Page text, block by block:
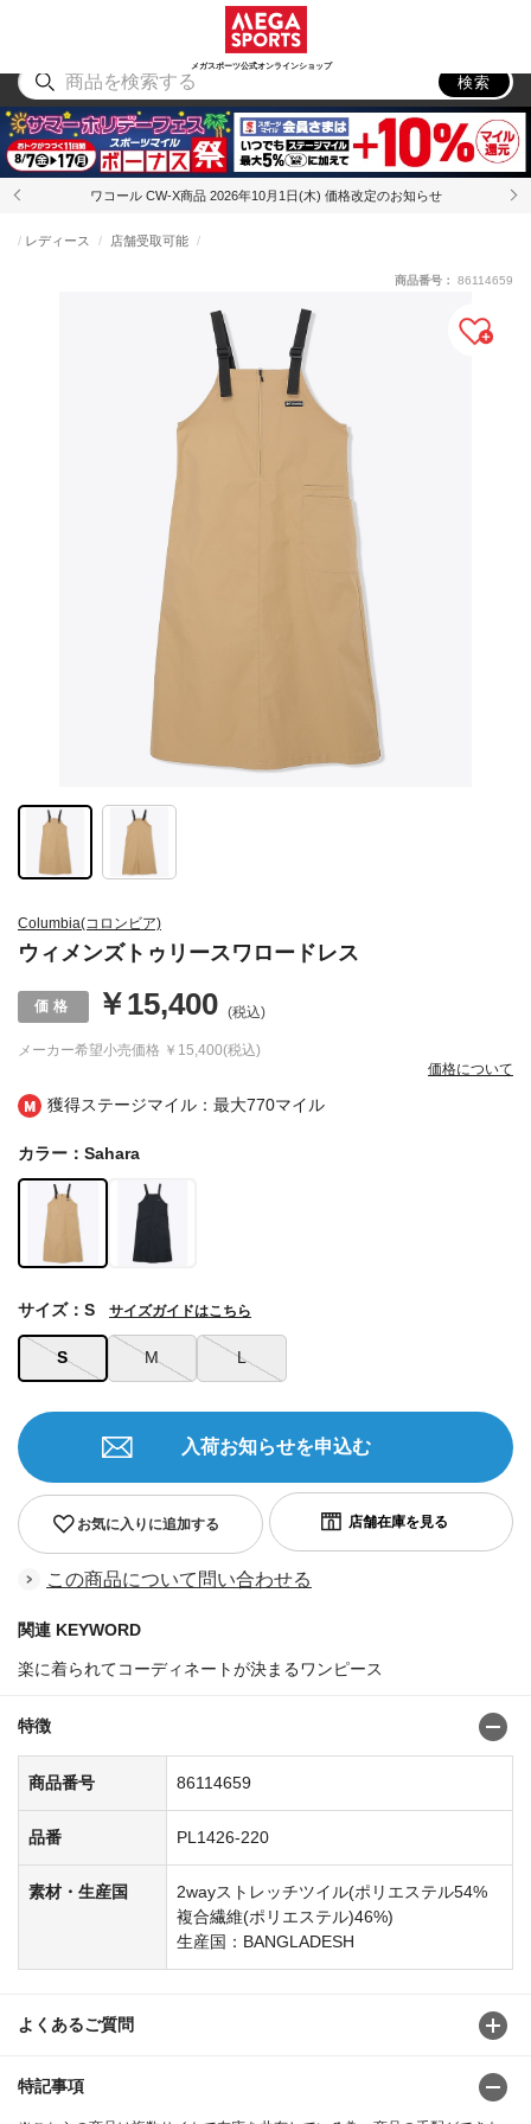
メガスポーツ公式オンラインショップ
アウトドア
検索
ワコール CW-X商品 2026年10月1日(木) 価格改定のお知らせ
獲得ステージマイル：最大770マイル
Columbia(コロンビア)
ウィメンズトゥリースワロードレス
レディース 店舗受取可能
メーカー希望小売価格 ￥15,400(税込)
￥15,400 (税込)
価格について
商品番号： 86114659
カラー：Sahara
S M L
サイズ：S サイズガイドはこちら
お気に入りに追加する
入荷お知らせを申込む
この商品について問い合わせる
関連 KEYWORD
楽に着られてコーディネートが決まるワンピース
特徴
商品番号 86114659
品番 PL1426-220
素材・生産国
2wayストレッチツイル(ポリエステル54%
複合繊維(ポリエステル)46%)
生産国：BANGLADESH
よくあるご質問
特記事項